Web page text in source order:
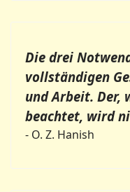
Die drei
vollständigen
und Arbeit. Der,
beachtet, wird
- O. Z. Hanish